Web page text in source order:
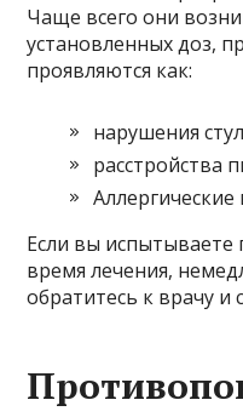
Чаще всего они
установленных доз,
проявляются как:
нарушения
расстройства
Если вы
время лечения,
обратитесь к врачу и